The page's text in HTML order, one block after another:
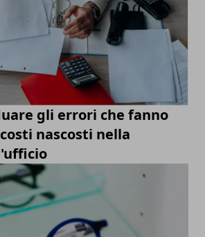
gli errori che fanno
nascosti nella